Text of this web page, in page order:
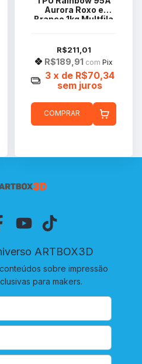
Aurora Roxo e
Branco 1kg Multfila
R$211,01
R$189,91 com Pix
3 x de R$70,34
sem juros
COMPRAR
ARTBOX3D
sobre impressão
para makers.